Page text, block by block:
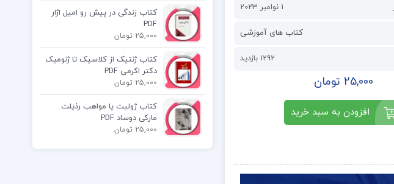
1 نوامبر 2023
کتاب های آموزشی
1292 بازدید
25,000 تومان
افزودن به سبد خرید
کتاب زندگی در پیش رو امیل اژار
PDF
25,000 تومان
کتاب ژنتیک از کلاسیک تا ژنومیک
دکتر اکرمی PDF
25,000 تومان
کتاب ژولیت یا مواهب رذیلت
مارکی دوساد PDF
25,000 تومان